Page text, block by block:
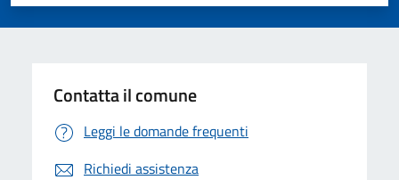
Contatta il comune
Leggi le domande frequenti
Richiedi assistenza